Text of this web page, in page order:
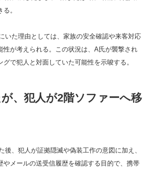
。
いた理由としては、家族の安全確認や来客対応
性が考えられる。この状況は、A氏が襲撃され
で犯人と対面していた可能性を示唆する。
、犯人が2階ソファーへ移
後、犯人が証拠隠滅や偽装工作の意図に加え、
やメールの送受信履歴を確認する目的で、携帯